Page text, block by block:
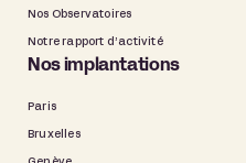
Nos Observatoires
Notre rapport d’activité
Nos implantations
Paris
Bruxelles